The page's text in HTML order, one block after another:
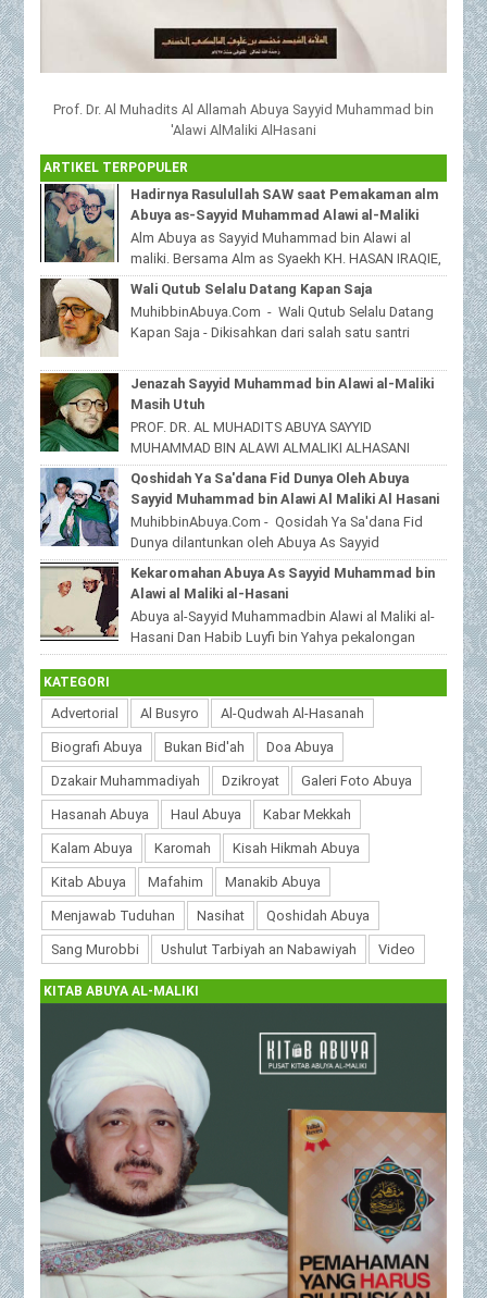
Prof. Dr. Al Muhadits Al Allamah Abuya Sayyid Muhammad bin
'Alawi AlMaliki AlHasani
ARTIKEL TERPOPULER
Hadirnya Rasulullah SAW saat Pemakaman alm
Abuya as-Sayyid Muhammad Alawi al-Maliki
Alm Abuya as Sayyid Muhammad bin Alawi al
maliki. Bersama Alm as Syaekh KH. HASAN IRAQIE,
Ponpes Al Haramain duwa' pote Sampang
Madura...
Wali Qutub Selalu Datang Kapan Saja
MuhibbinAbuya.Com - Wali Qutub Selalu Datang
Kapan Saja - Dikisahkan dari salah satu santri
Jenazah Sayyid Muhammad bin Alawi al-Maliki
Masih Utuh
PROF. DR. AL MUHADITS ABUYA SAYYID
MUHAMMAD BIN ALAWI ALMALIKI ALHASANI
MuhibbinAbuya.Com - Jenazah Sayyid
Muhammad bin Alawi al-Malik...
Qoshidah Ya Sa'dana Fid Dunya Oleh Abuya
Sayyid Muhammad bin Alawi Al Maliki Al Hasani
MuhibbinAbuya.Com - Qosidah Ya Sa'dana Fid
Dunya dilantunkan oleh Abuya As Sayyid
Muhammad Alawi Al Maliki Al Hasani ra. Qoshidah
beri...
Kekaromahan Abuya As Sayyid Muhammad bin
Alawi al Maliki al-Hasani
Abuya al-Sayyid Muhammadbin Alawi al Maliki al-
Hasani Dan Habib Luyfi bin Yahya pekalongan
MuhibbinAbuya.Com - Kekaromahan Abuya As S...
KATEGORI
Advertorial Al Busyro Al-Qudwah Al-Hasanah
Biografi Abuya Bukan Bid'ah Doa Abuya
Dzakair Muhammadiyah Dzikroyat Galeri Foto Abuya
Hasanah Abuya Haul Abuya Kabar Mekkah
Kalam Abuya Karomah Kisah Hikmah Abuya
Kitab Abuya Mafahim Manakib Abuya
Menjawab Tuduhan Nasihat Qoshidah Abuya
Sang Murobbi Ushulut Tarbiyah an Nabawiyah Video
KITAB ABUYA AL-MALIKI